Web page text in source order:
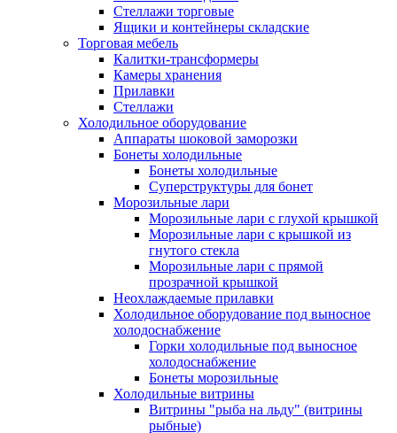
Стеллажи торговые
Ящики и контейнеры складские
Торговая мебель
Калитки-трансформеры
Камеры хранения
Прилавки
Стеллажи
Холодильное оборудование
Аппараты шоковой заморозки
Бонеты холодильные
Бонеты холодильные
Суперструктуры для бонет
Морозильные лари
Морозильные лари с глухой крышкой
Морозильные лари с крышкой из
гнутого стекла
Морозильные лари с прямой
прозрачной крышкой
Неохлаждаемые прилавки
Холодильное оборудование под выносное
холодоснабжение
Горки холодильные под выносное
холодоснабжение
Бонеты морозильные
Холодильные витрины
Витрины "рыба на льду" (витрины
рыбные)